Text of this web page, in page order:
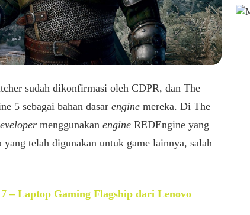
sudah dikonfirmasi oleh CDPR, dan The
5 sebagai bahan dasar engine mereka. Di The
menggunakan engine REDEngine yang
yang telah digunakan untuk game lainnya, salah
– Laptop Gaming Flagship dari Lenovo